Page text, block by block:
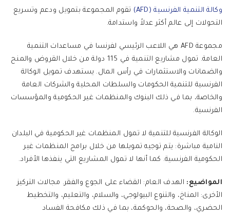
وكالة التنمية الفرنسية (AFD)
تقوم المجموعة بتمويل ودعم وتسريع
التحولات إلى عالم أكثر عدلاً واستدامة.
مجموعة AFD هي اللاعب الرئيسي لفرنسا في مساعدات التنمية
العامة. تمول مشاريع التنمية في 115 دولة من خلال القروض والمنح
والضمانات والاستثمارات في رأس المال. يستهدف تمويل الوكالة
الفرنسية للتنمية الحكومات والسلطات المحلية والشركات العامة
والخاصة، بما في ذلك البنوك والمنظمات غير الحكومية والمؤسسات
الفرنسية.
الوكالة الفرنسية للتنمية لا تمول المنظمات غير الحكومية في البلدان
النامية مباشرة: يتم توجيه تمويلها من خلال برامج المنظمات غير
الحكومية الفرنسية. كما أنها لا تمول المشاريع التي ينفذها الأفراد.
المواضيع: الهدف العام: القضاء على الجوع والفقر. مجالات التركيز
الأخرى: المناخ، والتنوع البيولوجي، والسلام، والتعليم، والتخطيط
الحضري، والصحة، والحوكمة، بما في ذلك مكافحة الفساد